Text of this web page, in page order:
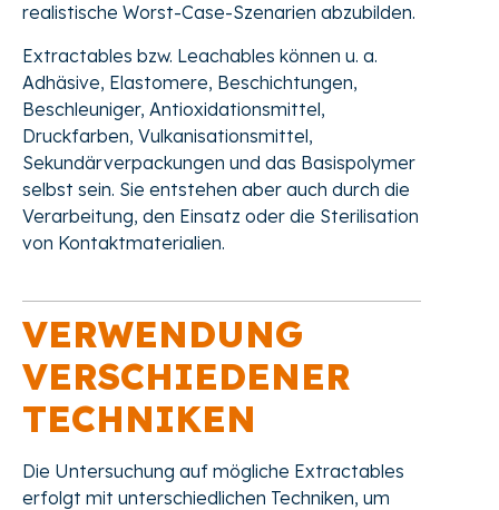
realistische Worst-Case-Szenarien abzubilden.
Extractables bzw. Leachables können u. a.
Adhäsive, Elastomere, Beschichtungen,
Beschleuniger, Antioxidationsmittel,
Druckfarben, Vulkanisationsmittel,
Sekundärverpackungen und das Basispolymer
selbst sein. Sie entstehen aber auch durch die
Verarbeitung, den Einsatz oder die Sterilisation
von Kontaktmaterialien.
VERWENDUNG
VERSCHIEDENER
TECHNIKEN
Die Untersuchung auf mögliche Extractables
erfolgt mit unterschiedlichen Techniken, um